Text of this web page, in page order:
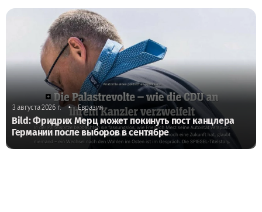
3 августа 2026 г. • Евразия
Bild: Фридрих Мерц может покинуть пост канцлера
Германии после выборов в сентябре